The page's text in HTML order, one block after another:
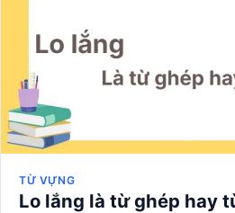
TỪ VỰNG
Lo lắng là từ ghép hay